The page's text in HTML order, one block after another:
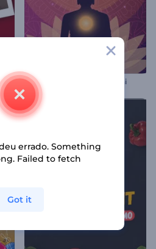
Animações do Dia do Bodhi
errado. Something
Failed to fetch
Got it